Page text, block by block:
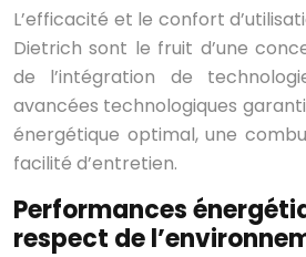
L’efficacité et le confort
Dietrich sont le fruit d’une
de l’intégration de
avancées technologiques
énergétique optimal, une
facilité d’entretien.
Performances
respect de